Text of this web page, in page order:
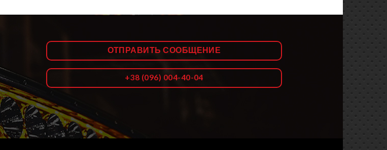
ОТПРАВИТЬ СООБЩЕНИЕ
+38 (096) 004-40-04